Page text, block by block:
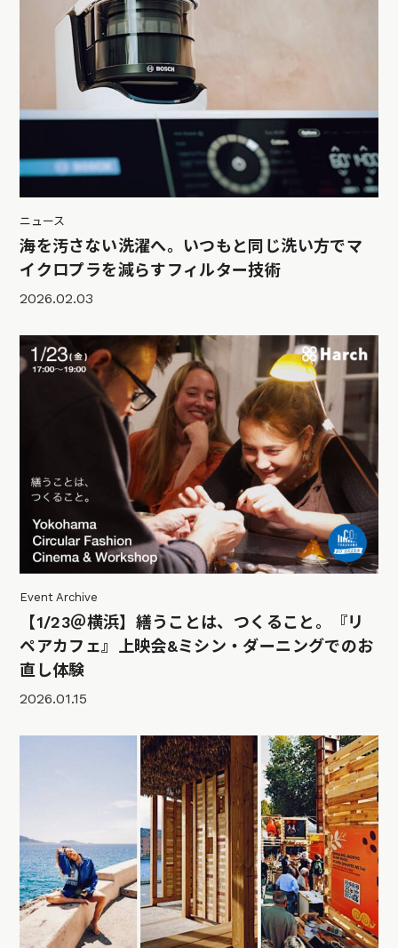
ニュース
海を汚さない洗濯へ。いつもと同じ洗い方でマ
イクロプラを減らすフィルター技術
2026.02.03
Event Archive
【1/23＠横浜】繕うことは、つくること。『リ
ペアカフェ』上映会&ミシン・ダーニングでのお
直し体験
2026.01.15